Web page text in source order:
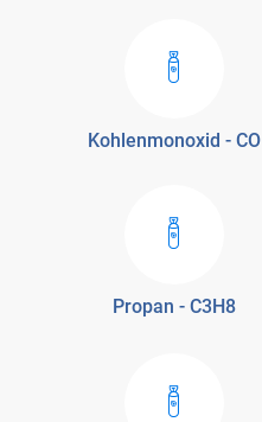
Kohlenmonoxid - CO
Propan - C3H8